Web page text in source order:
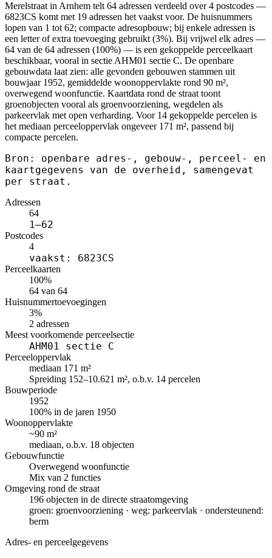
Merelstraat in Arnhem telt 64 adressen verdeeld over 4 postcodes —
6823CS komt met 19 adressen het vaakst voor. De huisnummers
lopen van 1 tot 62; compacte adresopbouw; bij enkele adressen is
een letter of extra toevoeging gebruikt (3%). Bij vrijwel elk adres —
64 van de 64 adressen (100%) — is een gekoppelde perceelkaart
beschikbaar, vooral in sectie AHM01 sectie C. De openbare
gebouwdata laat zien: alle gevonden gebouwen stammen uit
bouwjaar 1952, gemiddelde woonoppervlakte rond 90 m²,
overwegend woonfunctie. Kaartdata rond de straat toont
groenobjecten vooral als groenvoorziening, wegdelen als
parkeervlak met open verharding. Voor 14 gekoppelde percelen is
het mediaan perceeloppervlak ongeveer 171 m², passend bij
compacte percelen.
Bron: openbare adres-, gebouw-, perceel- en
kaartgegevens van de overheid, samengevat
per straat.
Adressen
64
1–62
Postcodes
4
vaakst: 6823CS
Perceelkaarten
100%
64 van 64
Huisnummertoevoegingen
3%
2 adressen
Meest voorkomende perceelsectie
AHM01 sectie C
Perceeloppervlak
mediaan 171 m²
Spreiding 152–10.621 m², o.b.v. 14 percelen
Bouwperiode
1952
100% in de jaren 1950
Woonoppervlakte
~90 m²
mediaan, o.b.v. 18 objecten
Gebouwfunctie
Overwegend woonfunctie
Mix van 2 functies
Omgeving rond de straat
196 objecten in de directe straatomgeving
groen: groenvoorziening · weg: parkeervlak · ondersteunend:
berm
Adres- en perceelgegevens